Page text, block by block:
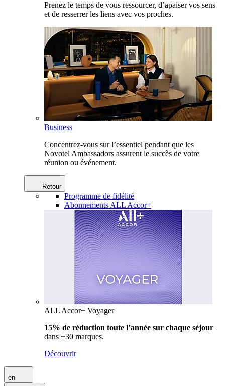
Prenez le temps de vous ressourcer, d’apaiser vos sens
et de resserrer les liens avec vos proches.
Business
Concentrez-vous sur l’essentiel pendant que les
Novotel Ambassadors assurent le succès de votre
réunion ou événement.
Retour
Programme de fidélité
Abonnements ALL Accor+
ALL Accor+ Voyager
15% de réduction toute l’année sur chaque séjour
dans +30 marques.
Découvrir
en